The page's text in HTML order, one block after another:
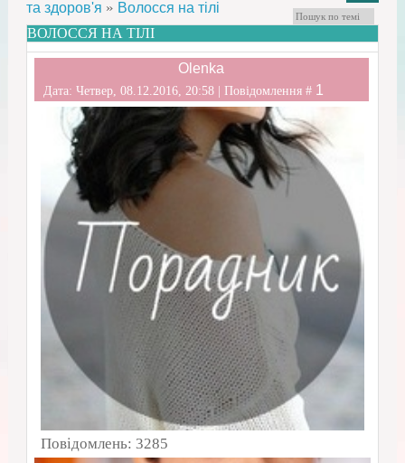
та здоров'я » Волосся на тілі
ВОЛОССЯ НА ТІЛІ
Olenka
Дата: Четвер, 08.12.2016, 20:58 | Повідомлення # 1
Повідомлень: 3285